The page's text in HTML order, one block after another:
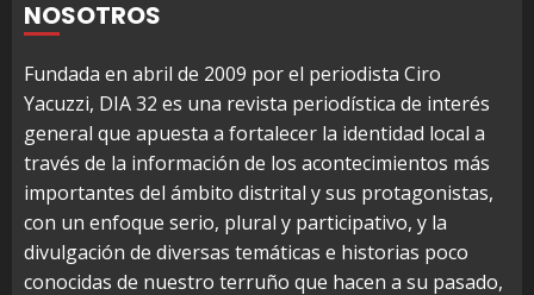
NOSOTROS
Fundada en abril de 2009 por el periodista Ciro
Yacuzzi, DIA 32 es una revista periodística de interés
general que apuesta a fortalecer la identidad local a
través de la información de los acontecimientos más
importantes del ámbito distrital y sus protagonistas,
con un enfoque serio, plural y participativo, y la
divulgación de diversas temáticas e historias poco
conocidas de nuestro terruño que hacen a su pasado,